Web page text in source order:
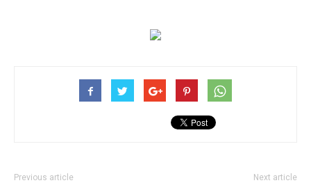
Previous article Next article